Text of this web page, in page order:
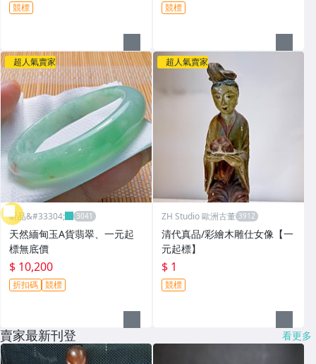
競標 競標
超人氣賣家
昕品&#33304;
天然緬甸玉A貨翡翠、一元起
標無底價
$ 10,200
折扣碼 競標
超人氣賣家
ZH Studio 歐洲古董
清代真品/彩繪木雕仕女像【一
元起標】
$ 1
競標
賣家最新刊登 看更多